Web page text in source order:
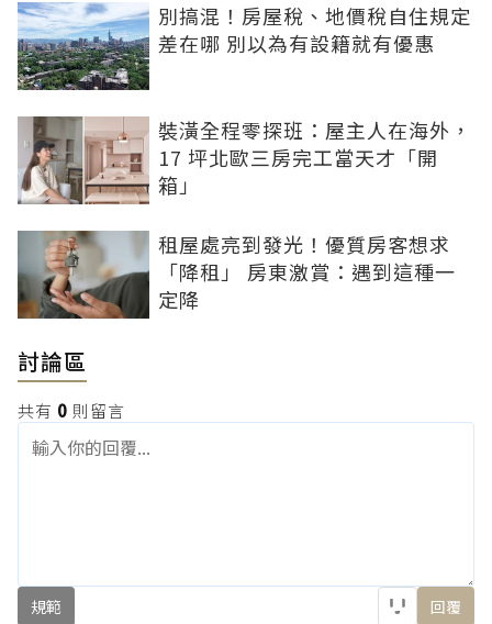
別搞混！房屋稅、地價稅自住規定
差在哪 別以為有設籍就有優惠
裝潢全程零探班：屋主人在海外，
17 坪北歐三房完工當天才「開
箱」
租屋處亮到發光！優質房客想求
「降租」 房東激賞：遇到這種一
定降
討論區
共有 0 則留言
規範 回覆